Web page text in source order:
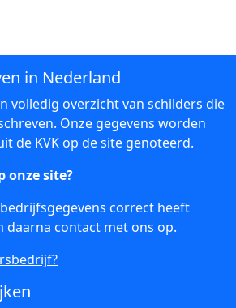
in Nederland
volledig overzicht van schilders die
Onze gegevens worden
de KVK op de site genoteerd.
onze site?
correct heeft
daarna contact met ons op.